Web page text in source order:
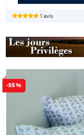
1 avis
-55 %